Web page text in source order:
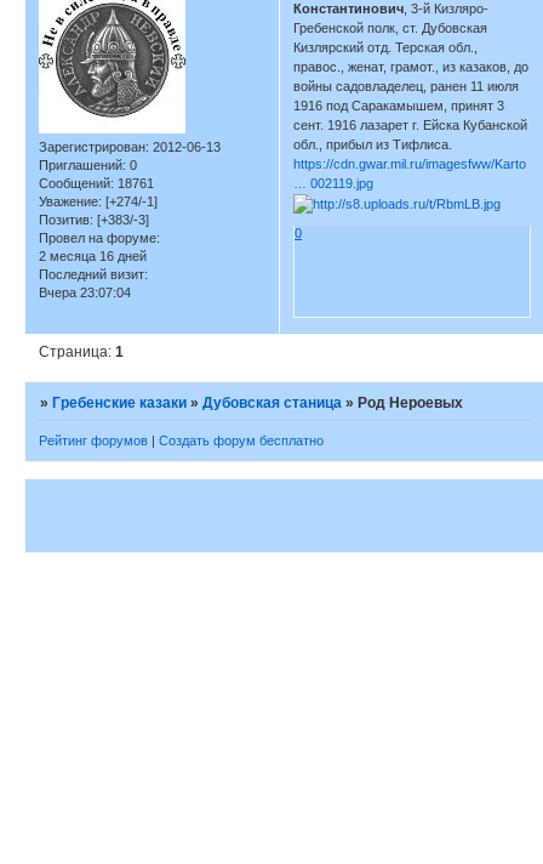
Зарегистрирован: 2012-06-13
Приглашений: 0
Сообщений: 18761
Уважение: [+274/-1]
Позитив: [+383/-3]
Провел на форуме:
2 месяца 16 дней
Последний визит:
Вчера 23:07:04
Константинович , 3-й Кизляро-
Гребенской полк, ст. Дубовская
Кизлярский отд. Терская обл.,
правос., женат, грамот., из казаков, до
войны садовладелец, ранен 11 июля
1916 под Саракамышем, принят 3
сент. 1916 лазарет г. Ейска Кубанской
обл., прибыл из Тифлиса.
https://cdn.gwar.mil.ru/imagesfww/Karto
… 002119.jpg
0
Страница:1
»Гребенские казаки »Дубовская станица »Род Нероевых
Рейтинг форумов Создать форум бесплатно